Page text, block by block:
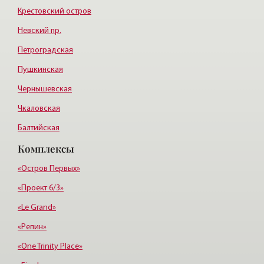
Крестовский остров
Невский пр.
Петроградская
Пушкинская
Чернышевская
Чкаловская
Балтийская
Старая деревня
Удельная
Комплексы
«Остров Первых»
«Проект 6/3»
«Le Grand»
«Репин»
«One Trinity Place»